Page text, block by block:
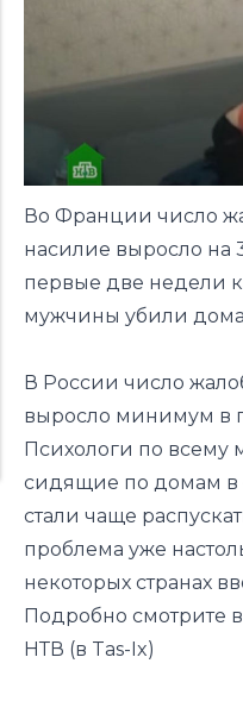
Во Франции число
насилие выросло на
первые две недели
мужчины убили
В России число
выросло минимум в
Психологи по всему
сидящие по домам
стали чаще
проблема уже
некоторых странах
Подробно смотрите
НТВ (в Tas-Ix)